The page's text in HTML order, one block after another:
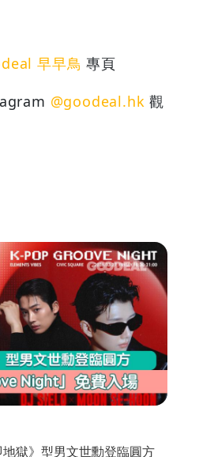
早早鳥 專頁
@goodeal.hk 觀
獄》型男文世勳登臨圓方